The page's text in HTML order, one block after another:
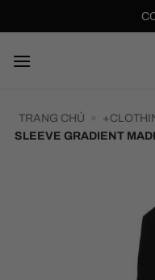
qua
dung
TRANG CHỦ »
SLEEVE GRADIENT